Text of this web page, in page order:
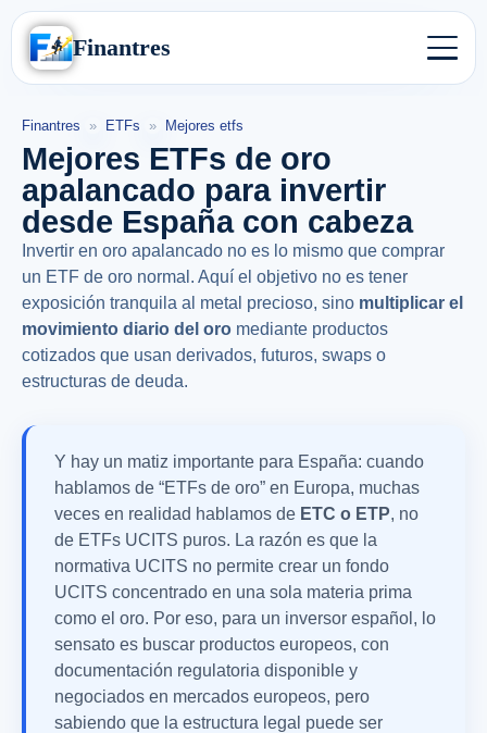
Finantres
Finantres » ETFs » Mejores etfs
Mejores ETFs de oro
apalancado para invertir
desde España con cabeza
Invertir en oro apalancado no es lo mismo que comprar
un ETF de oro normal. Aquí el objetivo no es tener
exposición tranquila al metal precioso, sino multiplicar el
movimiento diario del oro mediante productos
cotizados que usan derivados, futuros, swaps o
estructuras de deuda.
Y hay un matiz importante para España: cuando
hablamos de “ETFs de oro” en Europa, muchas
veces en realidad hablamos de ETC o ETP, no
de ETFs UCITS puros. La razón es que la
normativa UCITS no permite crear un fondo
UCITS concentrado en una sola materia prima
como el oro. Por eso, para un inversor español, lo
sensato es buscar productos europeos, con
documentación regulatoria disponible y
negociados en mercados europeos, pero
sabiendo que la estructura legal puede ser